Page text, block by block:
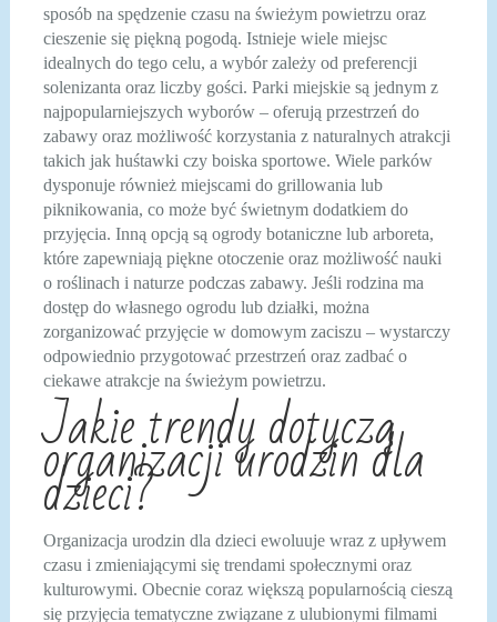
sposób na spędzenie czasu na świeżym powietrzu oraz
cieszenie się piękną pogodą. Istnieje wiele miejsc
idealnych do tego celu, a wybór zależy od preferencji
solenizanta oraz liczby gości. Parki miejskie są jednym z
najpopularniejszych wyborów – oferują przestrzeń do
zabawy oraz możliwość korzystania z naturalnych atrakcji
takich jak huśtawki czy boiska sportowe. Wiele parków
dysponuje również miejscami do grillowania lub
piknikowania, co może być świetnym dodatkiem do
przyjęcia. Inną opcją są ogrody botaniczne lub arboreta,
które zapewniają piękne otoczenie oraz możliwość nauki
o roślinach i naturze podczas zabawy. Jeśli rodzina ma
dostęp do własnego ogrodu lub działki, można
zorganizować przyjęcie w domowym zaciszu – wystarczy
odpowiednio przygotować przestrzeń oraz zadbać o
ciekawe atrakcje na świeżym powietrzu.
Jakie trendy dotyczą
organizacji urodzin dla
dzieci?
Organizacja urodzin dla dzieci ewoluuje wraz z upływem
czasu i zmieniającymi się trendami społecznymi oraz
kulturowymi. Obecnie coraz większą popularnością cieszą
się przyjęcia tematyczne związane z ulubionymi filmami